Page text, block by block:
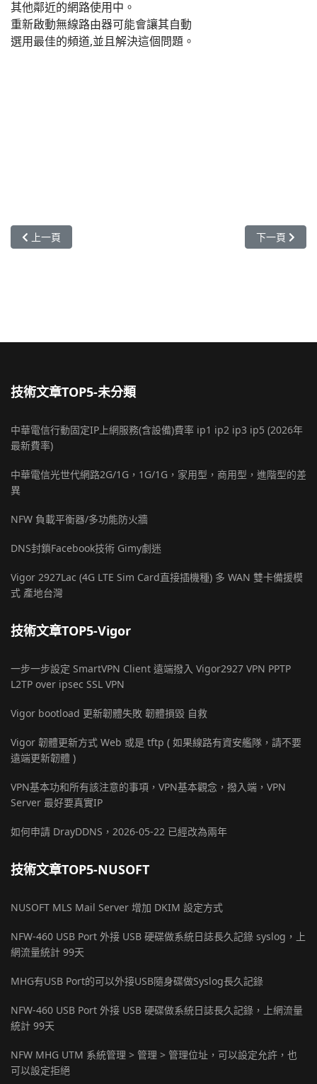
其他鄰近的網路使用中。
重新啟動無線路由器可能會讓其自動
選用最佳的頻道,並且解決這個問題。
上一篇文章: 無線網路管理 有線網路 使用者管理 認證帳號密碼 彈
上一頁 下一篇文章:
下一頁
技術文章TOP5-未分類
中華電信行動固定IP上網服務(含設備)費率 ip1 ip2 ip3 ip5 (2026年
最新費率)
中華電信光世代網路2G/1G，1G/1G，家用型，商用型，進階型的差
異
NFW 負載平衡器/多功能防火牆
DNS封鎖Facebook技術 Gimy劇迷
Vigor 2927Lac (4G LTE Sim Card直接插機種) 多 WAN 雙卡備援模
式 產地台灣
技術文章TOP5-Vigor
一步一步設定 SmartVPN Client 遠端撥入 Vigor2927 VPN PPTP
L2TP over ipsec SSL VPN
Vigor bootload 更新韌體失敗 韌體損毀 自救
Vigor 韌體更新方式 Web 或是 tftp ( 如果線路有資安艦隊，請不要
遠端更新韌體 )
VPN基本功和所有該注意的事項，VPN基本觀念，撥入端，VPN
Server 最好要真實IP
如何申請 DrayDDNS，2026-05-22 已經改為兩年
技術文章TOP5-NUSOFT
NUSOFT MLS Mail Server 增加 DKIM 設定方式
NFW-460 USB Port 外接 USB 硬碟做系統日誌長久記錄 syslog，上
網流量統計 99天
MHG有USB Port的可以外接USB隨身碟做Syslog長久記錄
NFW-460 USB Port 外接 USB 硬碟做系統日誌長久記錄，上網流量
統計 99天
NFW MHG UTM 系統管理 > 管理 > 管理位址，可以設定允許，也
可以設定拒絕